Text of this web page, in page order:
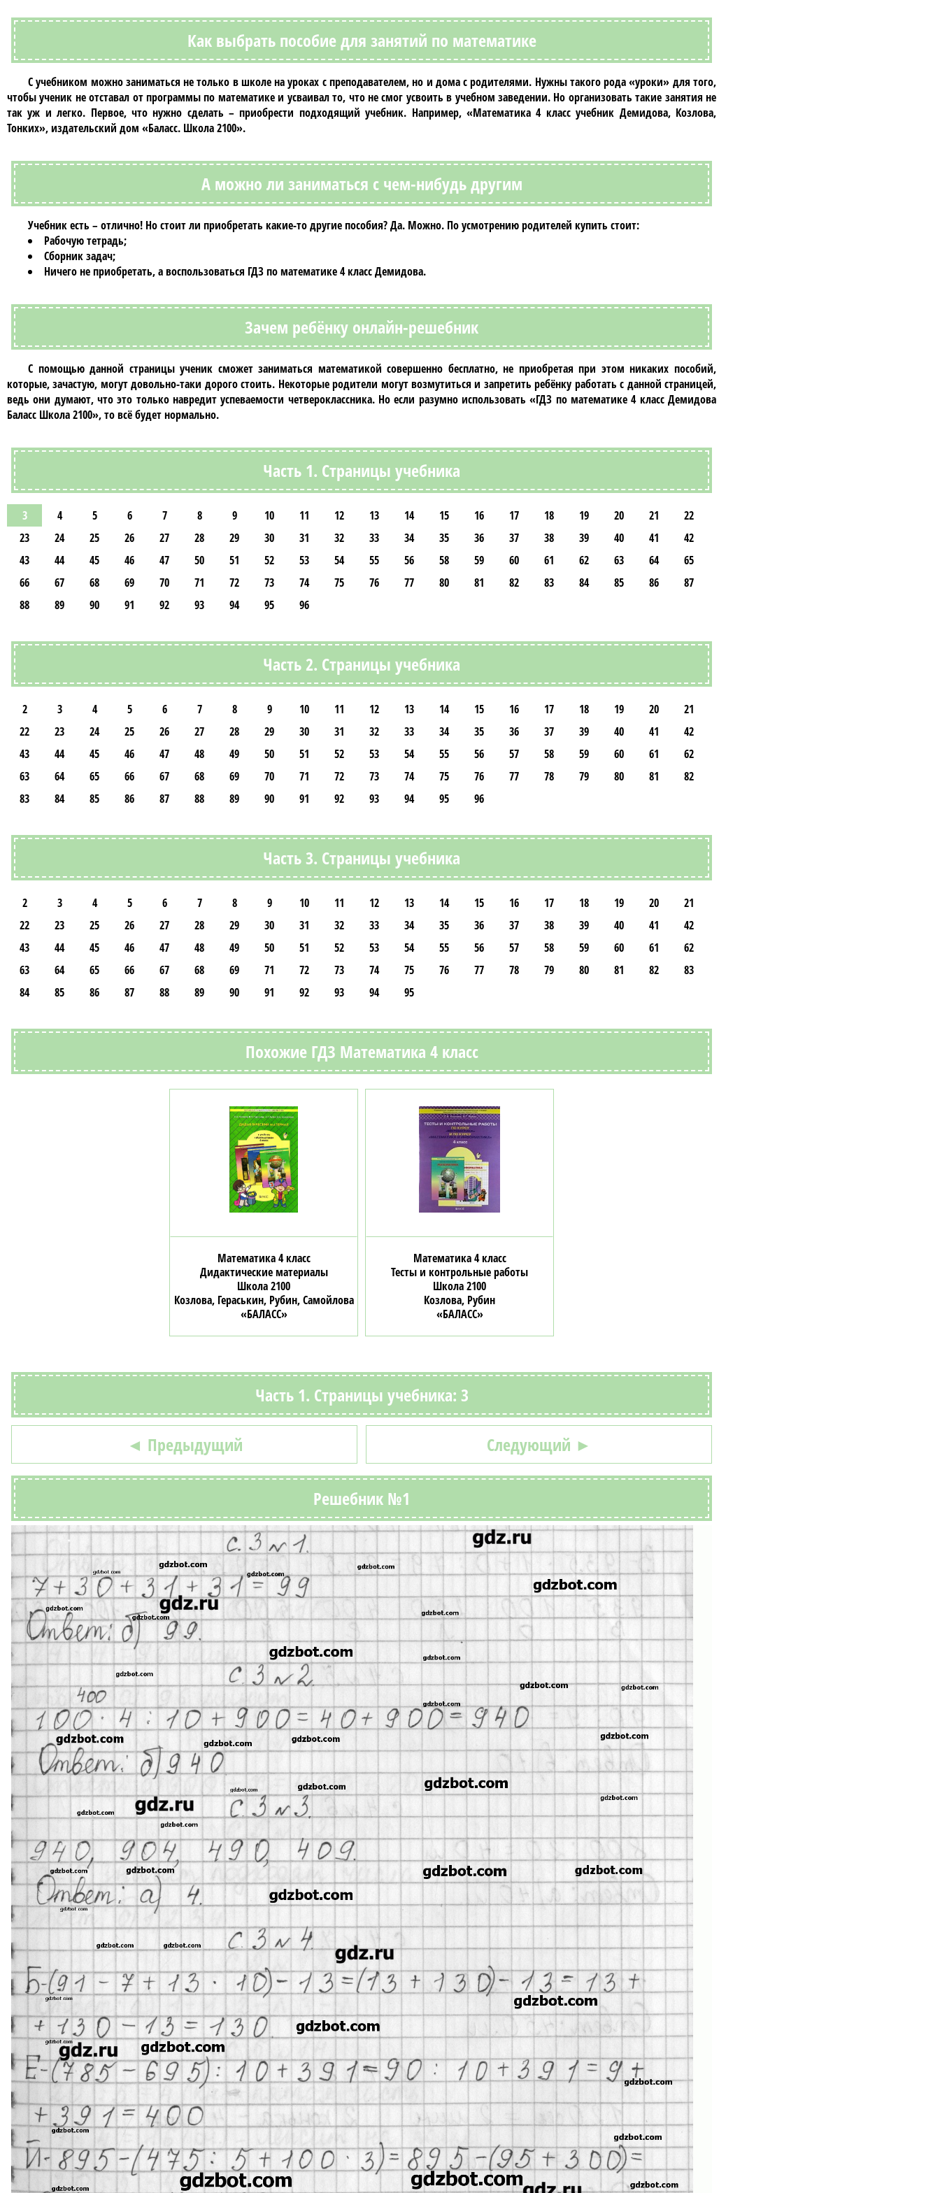
Как выбрать пособие для занятий по математике
С учебником можно заниматься не только в школе на уроках с преподавателем, но и дома с родителями. Нужны такого рода «уроки» для того,
чтобы ученик не отставал от программы по математикеи усваивал то, что не смог усвоить в учебном заведении. Но организовать такие занятия не
так уж и легко. Первое, что нужно сделать – приобрести подходящий учебник. Например,«Математика 4 класс учебник Демидова, Козлова,
Тонких», издательский дом «Баласс. Школа 2100».
А можно ли заниматься с чем-нибудь другим
Учебник есть – отлично! Но стоит ли приобретать какие-то другие пособия? Да. Можно. По усмотрению родителей купить стоит:
Рабочую тетрадь;
Сборник задач;
Ничего не приобретать, а воспользоваться ГДЗ по математике 4 класс Демидова.
Зачем ребёнку онлайн-решебник
С помощью данной страницы ученик сможет заниматься математикой совершенно бесплатно, не приобретая при этом никаких пособий,
которые, зачастую, могут довольно-таки дорого стоить. Некоторые родители могут возмутиться и запретить ребёнку работать с данной страницей,
ведь они думают, что это только навредит успеваемости четвероклассника. Но если разумно использовать«ГДЗ по математике 4 класс Демидова
Баласс Школа 2100», то всё будет нормально.
Часть 1. Страницы учебника
3 4 5 6 7 8 9 10 11 12 13 14 15 16 17 18 19 20 21
22
23
24 25 26 27 28 29 30 31 32 33 34 35 36 37 38 39 40 41
42
43
44 45 46 47 50 51 52 53 54 55 56 58 59 60 61 62 63 64
65
66
67 68 69 70 71 72 73 74 75 76 77 80 81 82 83 84 85 86
87
88
89 90 91 92 93 94 95 96
Часть 2. Страницы учебника
2 3 4 5 6 7 8 9 10 11 12 13 14 15 16 17 18 19 20
21
22
23 24 25 26 27 28 29 30 31 32 33 34 35 36 37 39 40 41
42
43
44 45 46 47 48 49 50 51 52 53 54 55 56 57 58 59 60 61
62
63
64 65 66 67 68 69 70 71 72 73 74 75 76 77 78 79 80 81
82
83
84 85 86 87 88 89 90 91 92 93 94 95 96
Часть 3. Страницы учебника
2 3 4 5 6 7 8 9 10 11 12 13 14 15 16 17 18 19 20
21
22
23 25 26 27 28 29 30 31 32 33 34 35 36 37 38 39 40 41
42
43
44 45 46 47 48 49 50 51 52 53 54 55 56 57 58 59 60 61
62
63
64 65 66 67 68 69 71 72 73 74 75 76 77 78 79 80 81 82
83
84
85 86 87 88 89 90 91 92 93 94 95
Похожие ГДЗ Математика 4 класс
Математика 4 класс
Дидактические материалы
Школа 2100
Козлова, Гераськин, Рубин, Самойлова
«БАЛАСС»
Математика 4 класс
Тесты и контрольные работы
Школа 2100
Козлова, Рубин
«БАЛАСС»
Часть 1. Страницы учебника: 3
◄ Предыдущий Следующий ►
Решебник №1